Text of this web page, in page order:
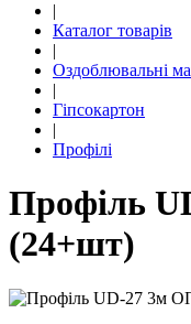
|
Каталог товарів
|
Оздоблювальні
|
Гіпсокартон
|
Профілі
Профіль
(24+шт)